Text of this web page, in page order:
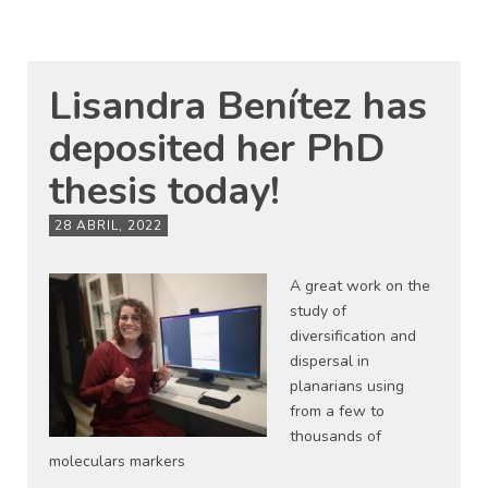
Lisandra Benítez has
deposited her PhD
thesis today!
28 ABRIL, 2022
A great work on the
study of
diversification and
dispersal in
planarians using
from a few to
thousands of
moleculars markers